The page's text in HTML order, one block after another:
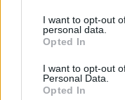
I want to opt-out
personal data.
Opted In
I want to opt-out
Personal Data.
Opted In
"συμπρωτεύουσα
επιμελήθηκε ο
Εμείς, ως